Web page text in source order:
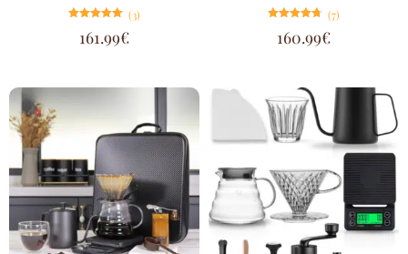
5.00
sur 5
(3)
161.99€
4.71
sur 5
(7)
160.99€